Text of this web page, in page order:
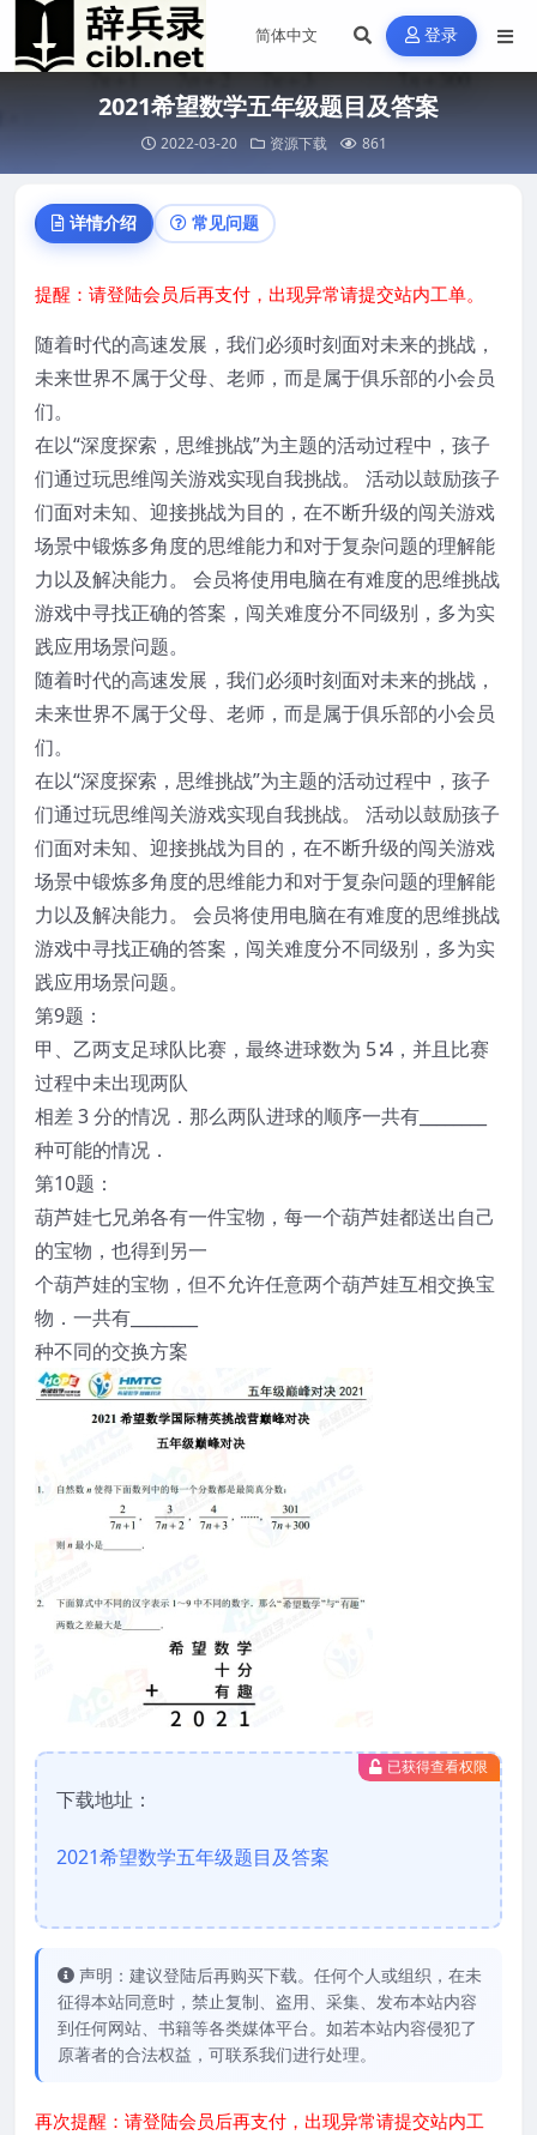
登录
2021希望数学五年级题目及答案
2022-03-20 资源下载 861
详情介绍 常见问题
提醒：请登陆会员后再支付，出现异常请提交站内工单。
随着时代的高速发展，我们必须时刻面对未来的挑战，
未来世界不属于父母、老师，而是属于俱乐部的小会员
们。
在以“深度探索，思维挑战”为主题的活动过程中，孩子
们通过玩思维闯关游戏实现自我挑战。 活动以鼓励孩子
们面对未知、迎接挑战为目的，在不断升级的闯关游戏
场景中锻炼多角度的思维能力和对于复杂问题的理解能
力以及解决能力。 会员将使用电脑在有难度的思维挑战
游戏中寻找正确的答案，闯关难度分不同级别，多为实
践应用场景问题。
随着时代的高速发展，我们必须时刻面对未来的挑战，
未来世界不属于父母、老师，而是属于俱乐部的小会员
们。
在以“深度探索，思维挑战”为主题的活动过程中，孩子
们通过玩思维闯关游戏实现自我挑战。 活动以鼓励孩子
们面对未知、迎接挑战为目的，在不断升级的闯关游戏
场景中锻炼多角度的思维能力和对于复杂问题的理解能
力以及解决能力。 会员将使用电脑在有难度的思维挑战
游戏中寻找正确的答案，闯关难度分不同级别，多为实
践应用场景问题。
第9题：
甲、乙两支足球队比赛，最终进球数为 5∶4，并且比赛
过程中未出现两队
相差 3 分的情况．那么两队进球的顺序一共有________
种可能的情况．
第10题：
葫芦娃七兄弟各有一件宝物，每一个葫芦娃都送出自己
的宝物，也得到另一
个葫芦娃的宝物，但不允许任意两个葫芦娃互相交换宝
物．一共有________
种不同的交换方案
已获得查看权限
下载地址：
2021希望数学五年级题目及答案
声明：建议登陆后再购买下载。任何个人或组织，在未
征得本站同意时，禁止复制、盗用、采集、发布本站内容
到任何网站、书籍等各类媒体平台。如若本站内容侵犯了
原著者的合法权益，可联系我们进行处理。
再次提醒：请登陆会员后再支付，出现异常请提交站内工